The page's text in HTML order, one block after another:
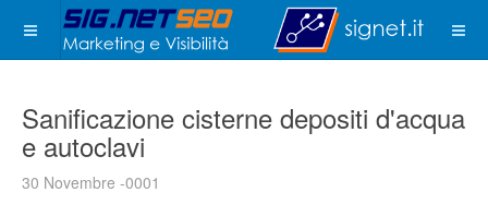
Sanificazione cisterne depositi d'acqua
e autoclavi
30 Novembre -0001